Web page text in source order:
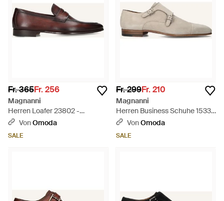
Fr. 365Fr. 256
Magnanni
Herren Loafer 23802 -
Schwarz
VonOmoda
SALE
Fr. 299Fr. 210
Magnanni
Herren Business Schuhe 15330
- Schwarz
VonOmoda
SALE